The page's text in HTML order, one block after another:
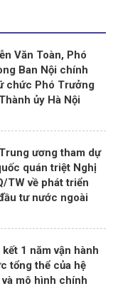
Văn Toàn, Phó
Ban Nội chính
chức Phó Trưởng
ủy Hà Nội
ương tham dự
quán triệt Nghị
TW về phát triển
tư nước ngoài
1 năm vận hành
tổng thể của hệ
mô hình chính